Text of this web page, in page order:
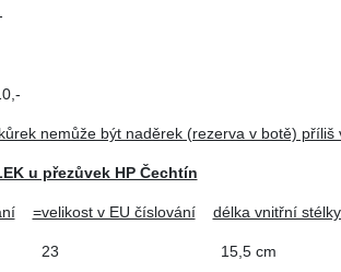
nemůže být naděrek (rezerva v botě)
u přezůvek HP Čechtín
=velikost v EU číslování délka vnitřní
15,5 cm